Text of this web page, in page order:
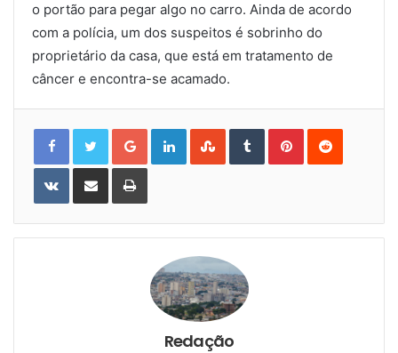
o portão para pegar algo no carro. Ainda de acordo
com a polícia, um dos suspeitos é sobrinho do
proprietário da casa, que está em tratamento de
câncer e encontra-se acamado.
Google+LinkedInStumbleUpon
TumblrPinterestReddit
VKontakteShare
Email
Print
Redação